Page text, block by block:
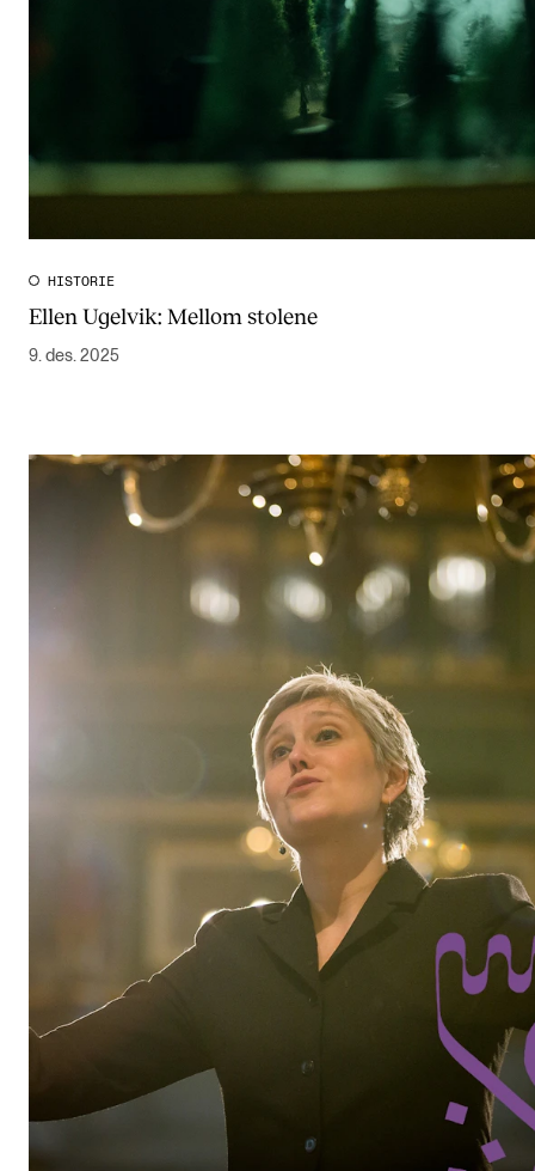
HISTORIE
Ellen Ugelvik: Mellom stolene
9. des. 2025